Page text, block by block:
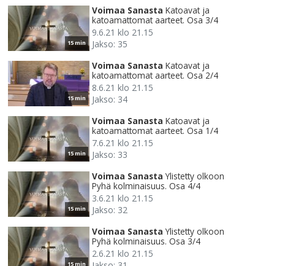
15 min
Voimaa Sanasta Katoavat ja
katoamattomat aarteet. Osa 3/4
9.6.21 klo 21.15
Jakso: 35
15 min
Voimaa Sanasta Katoavat ja
katoamattomat aarteet. Osa 2/4
8.6.21 klo 21.15
Jakso: 34
15 min
Voimaa Sanasta Katoavat ja
katoamattomat aarteet. Osa 1/4
7.6.21 klo 21.15
Jakso: 33
15 min
Voimaa Sanasta Ylistetty olkoon
Pyhä kolminaisuus. Osa 4/4
3.6.21 klo 21.15
Jakso: 32
15 min
Voimaa Sanasta Ylistetty olkoon
Pyhä kolminaisuus. Osa 3/4
2.6.21 klo 21.15